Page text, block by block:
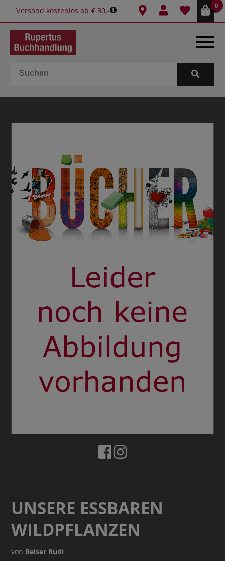
Versand kostenlos ab € 30,-
0
BÜCHER
GESCHENKIDEEN & MEHR
SCHULE & BÜRO
BUCHTIPPS
UNSERE ESSBAREN
WILDPFLANZEN
von Beiser Rudi